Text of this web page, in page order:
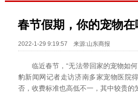
春节假期，你的宠物在
2022-1-29 9:19:57 来源:山东商报
临近春节，“无法带回家的宠物如何
豹新闻网记者走访济南多家宠物医院
否，收费标准也高低不一，其中较贵